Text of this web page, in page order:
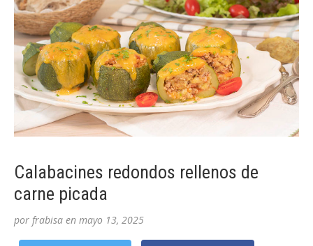
Calabacines redondos rellenos de
carne picada
por frabisa en mayo 13, 2025